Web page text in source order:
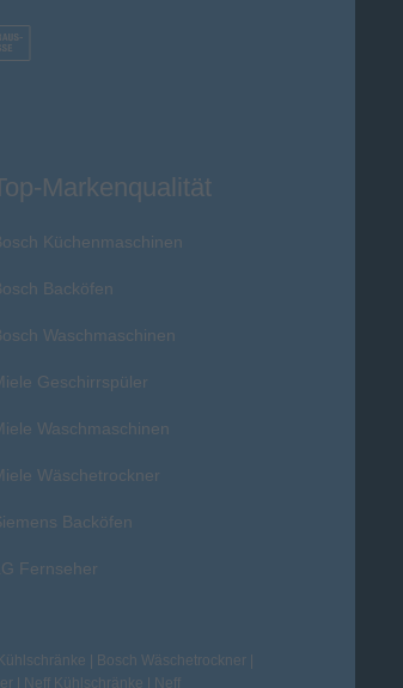
Markenqualität
Küchenmaschinen
Backöfen
Waschmaschinen
Geschirrspüler
Waschmaschinen
Wäschetrockner
Backöfen
Fernseher
| Bosch Wäschetrockner |
| Neff Kühlschränke | Neff